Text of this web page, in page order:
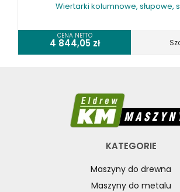
Wiertarki kolumnowe, słupowe,
CENA NETTO
4 844,05 zł
KATEGORIE
Maszyny do drewna
Maszyny do metalu